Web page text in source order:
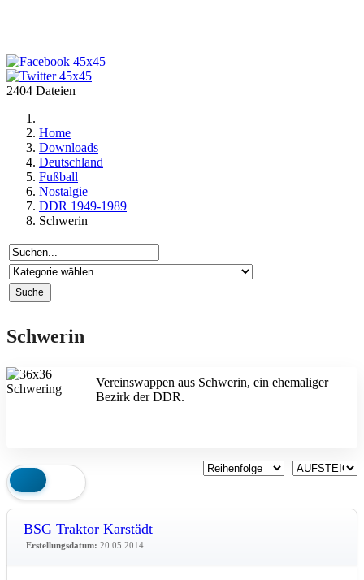
2404 Dateien
Home
Downloads
Deutschland
Fußball
Nostalgie
DDR 1949-1989
Schwerin
Schwerin
Vereinswappen aus Schwerin, ein ehemaliger
Bezirk der DDR.
BSG Traktor Karstädt
Erstellungsdatum: 20.05.2014